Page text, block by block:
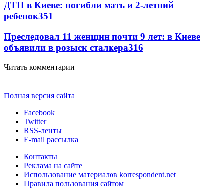
ДТП в Киеве: погибли мать и 2-летний
ребенок351
Преследовал 11 женщин почти 9 лет: в Киеве
объявили в розыск сталкера316
Читать комментарии
Полная версия сайта
Facebook
Twitter
RSS-ленты
E-mail рассылка
Контакты
Реклама на сайте
Использование материалов korrespondent.net
Правила пользования сайтом